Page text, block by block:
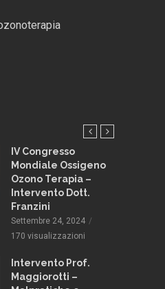
IV Congresso
Mondiale Ossigeno
Ozono Terapia –
Intervento Dott.
Franzini
Settembre 24, 2024
170 visualizzazioni
Intervento Prof.
Maggiorotti –